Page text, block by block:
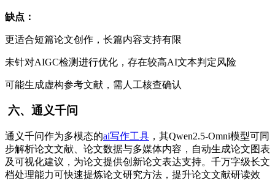
缺点：
更适合短篇论文创作，长篇内容支持有限
未针对AIGC检测进行优化，存在较高AI文本判定风险
可能生成虚构参考文献，需人工核查确认
六、通义千问
通义千问作为多模态的ai写作工具 ，其Qwen2.5-Omni模型可同
步解析论文文献、论文数据与多媒体内容，自动生成论文图表
及可视化建议，为论文提供创新论文表达支持。千万字级长文
档处理能力可快速提炼论文研究方法，提升论文文献研读效